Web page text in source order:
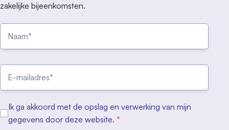
zakelijke bijeenkomsten.
Ik ga akkoord met de opslag en verwerking van mijn
gegevens door deze website. *